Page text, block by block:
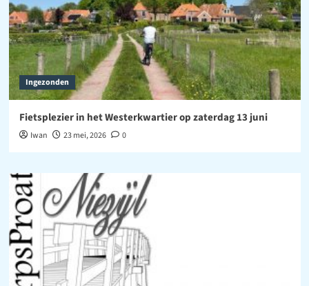
Ingezonden
Fietsplezier in het Westerkwartier op zaterdag 13 juni
Iwan 23 mei, 2026 0